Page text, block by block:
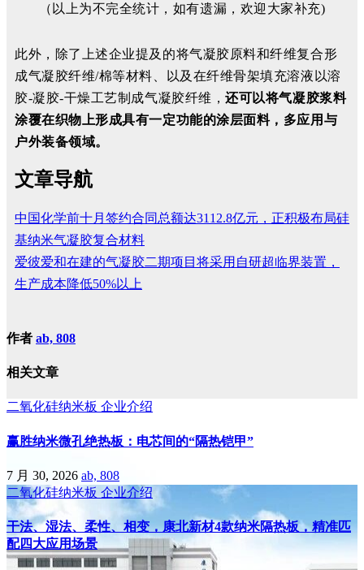
（以上为不完全统计，如有遗漏，欢迎大家补充)
此外，除了上述企业提及的将气凝胶原料和纤维复合形
成气凝胶纤维/棉等材料、以及在纤维骨架填充溶液以溶
胶-凝胶-干燥工艺制成气凝胶纤维，还可以将气凝胶浆料
涂覆在织物上形成具有一定功能的涂层面料，多应用与
户外装备领域。
文章导航
中国化学前十月签约合同总额达3112.8亿元，正积极布局硅
基纳米气凝胶复合材料
爱彼爱和在建的气凝胶二期项目将采用自研超临界装置，
生产成本降低50%以上
作者 ab, 808
相关文章
二氧化硅纳米板 企业介绍
赢胜纳米微孔绝热板：电芯间的“隔热铠甲”
7 月 30, 2026 ab, 808
二氧化硅纳米板 企业介绍
干法、湿法、柔性、相变，康北新材4款纳米隔热板，精准匹
配四大应用场景